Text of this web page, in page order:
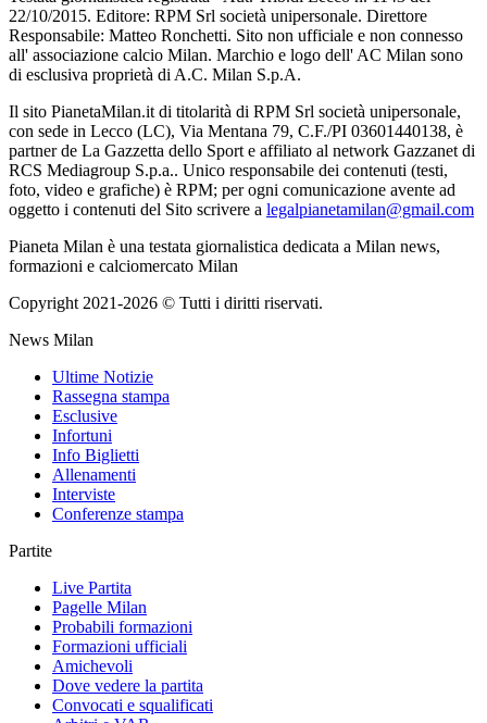
22/10/2015. Editore: RPM Srl società unipersonale. Direttore
Responsabile: Matteo Ronchetti. Sito non ufficiale e non connesso
all' associazione calcio Milan. Marchio e logo dell' AC Milan sono
di esclusiva proprietà di A.C. Milan S.p.A.
Il sito PianetaMilan.it di titolarità di RPM Srl società unipersonale,
con sede in Lecco (LC), Via Mentana 79, C.F./PI 03601440138, è
partner de La Gazzetta dello Sport e affiliato al network Gazzanet di
RCS Mediagroup S.p.a.. Unico responsabile dei contenuti (testi,
foto, video e grafiche) è RPM; per ogni comunicazione avente ad
oggetto i contenuti del Sito scrivere a legalpianetamilan@gmail.com
Pianeta Milan è una testata giornalistica dedicata a Milan news,
formazioni e calciomercato Milan
Copyright 2021-2026 © Tutti i diritti riservati.
News Milan
Ultime Notizie
Rassegna stampa
Esclusive
Infortuni
Info Biglietti
Allenamenti
Interviste
Conferenze stampa
Partite
Live Partita
Pagelle Milan
Probabili formazioni
Formazioni ufficiali
Amichevoli
Dove vedere la partita
Convocati e squalificati